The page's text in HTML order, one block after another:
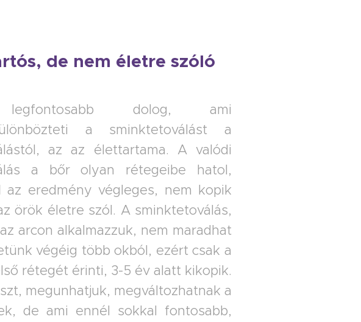
de nem életre szóló
dolog, ami
a sminktetoválást a
az az élettartama. A valódi
a bőr olyan rétegeibe hatol,
az eredmény végleges, nem kopik
örök életre szól. A sminktetoválás,
arcon alkalmazzuk, nem maradhat
végéig több okból, ezért csak a
rétegét érinti, 3-5 év alatt kikopik.
megunhatjuk, megváltozhatnak a
de ami ennél sokkal fontosabb,